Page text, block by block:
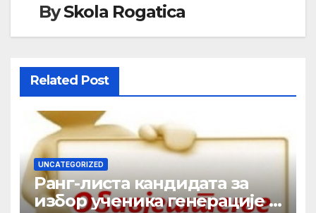
BySkola Rogatica
Related Post
UNCATEGORIZED
Ранг-листа кандидата за
избор ученика генерације у